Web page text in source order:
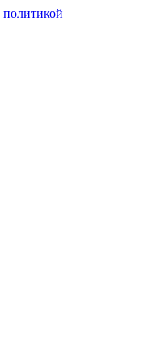
политикой